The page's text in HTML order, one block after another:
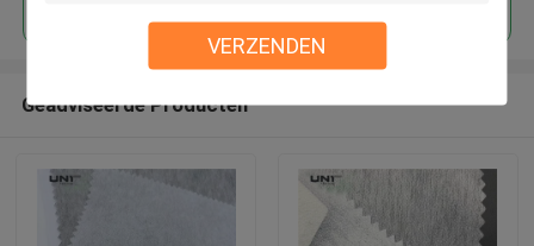
VERZENDEN
Geadviseerde Producten